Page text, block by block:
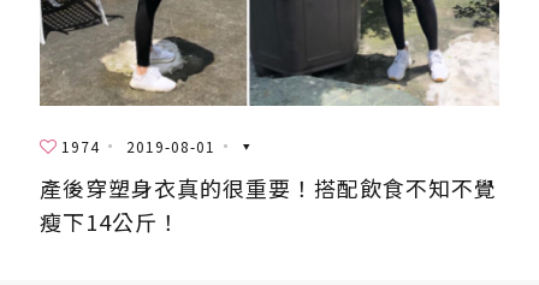
1974 2019-08-01
產後穿塑身衣真的很重要！搭配飲食不知不覺
瘦下14公斤！